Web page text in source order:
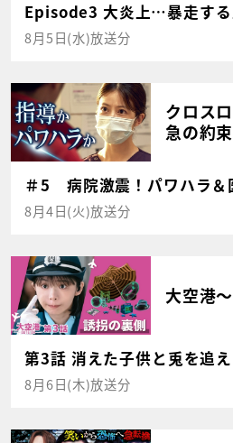
Episode3 大炎上…暴走す
8月5日(水)放送分
クロス
急の約
＃5 病院激震！パワハラ＆
8月4日(火)放送分
大空港
第3話 消えた子供と兎を追え
8月6日(木)放送分